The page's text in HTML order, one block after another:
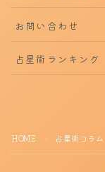
お問い合わせ
占星術ランキング
HOME ＞ 占星術コラム